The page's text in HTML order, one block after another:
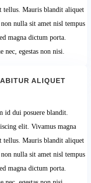
tellus. Mauris blandit aliquet
nulla sit amet nisl tempus
magna dictum porta.
nec, egestas non nisi.
ALIQUET
id dui posuere blandit.
elit. Vivamus magna
tellus. Mauris blandit aliquet
nulla sit amet nisl tempus
magna dictum porta.